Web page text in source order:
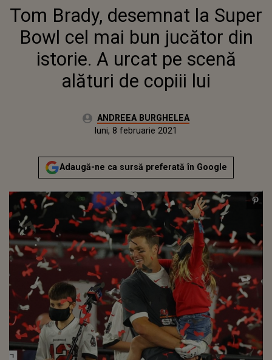
CEL MAI BUN JUCĂTOR DIN ISTORIE. A
URCAT PE SCENĂ ALĂTURI DE COPIII LUI
Tom Brady, desemnat la Super
Bowl cel mai bun jucător din
istorie. A urcat pe scenă
alături de copiii lui
Autor:ANDREEA BURGHELEA
Actualizat:
luni, 8 februarie 2021
Adaugă-ne ca sursă preferată în Google